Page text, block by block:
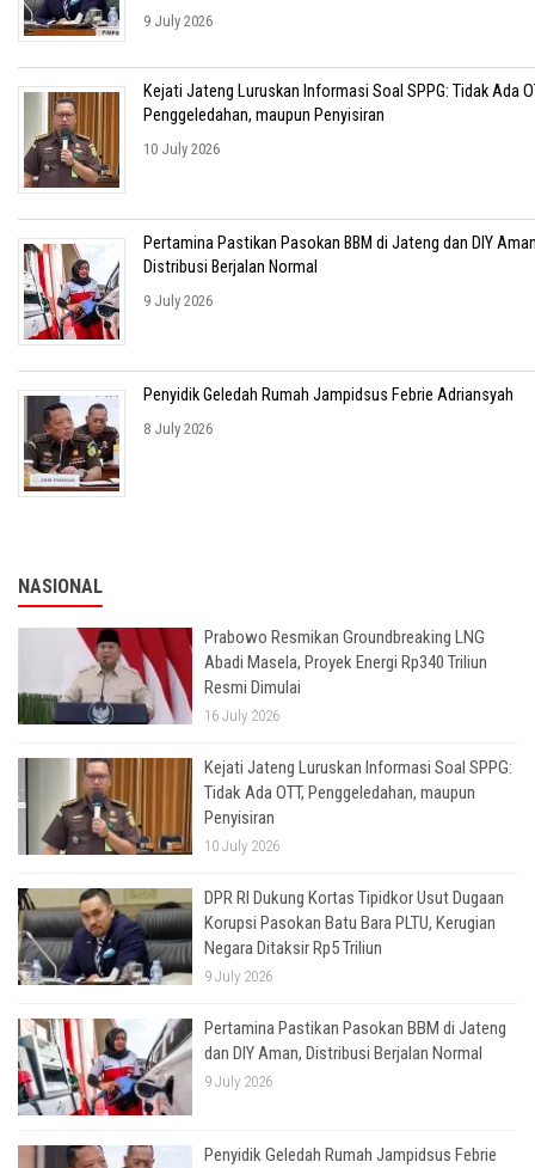
9 July 2026
Kejati Jateng Luruskan Informasi Soal SPPG: Tidak Ada
Penggeledahan, maupun Penyisiran
10 July 2026
Pertamina Pastikan Pasokan BBM di Jateng dan DIY
Distribusi Berjalan Normal
9 July 2026
Penyidik Geledah Rumah Jampidsus Febrie Adriansyah
8 July 2026
NASIONAL
Prabowo Resmikan Groundbreaking LNG
Abadi Masela, Proyek Energi Rp340 Triliun
Resmi Dimulai
16 July 2026
Kejati Jateng Luruskan Informasi Soal SPPG:
Tidak Ada OTT, Penggeledahan, maupun
Penyisiran
10 July 2026
DPR RI Dukung Kortas Tipidkor Usut Dugaan
Korupsi Pasokan Batu Bara PLTU, Kerugian
Negara Ditaksir Rp5 Triliun
9 July 2026
Pertamina Pastikan Pasokan BBM di Jateng
dan DIY Aman, Distribusi Berjalan Normal
9 July 2026
Penyidik Geledah Rumah Jampidsus Febrie